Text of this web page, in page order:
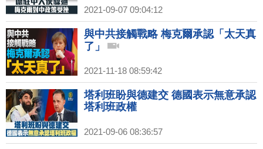
2021-09-07 09:04:12
與中共接觸戰略 梅克爾承認「太天真
了」
2021-11-18 08:59:42
塔利班盼與德建交 德國表示無意承認
塔利班政權
2021-09-06 08:36:57